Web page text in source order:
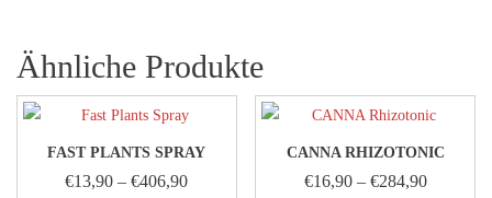
Ähnliche Produkte
FAST PLANTS SPRAY
€13,90 –€406,90
CANNA RHIZOTONIC
€16,90– €284,90